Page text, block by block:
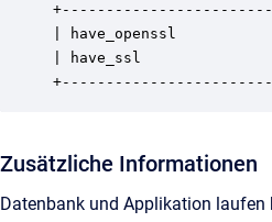
| have_openssl
| have_ssl
Zusätzliche Informationen
Datenbank und Applikation laufen